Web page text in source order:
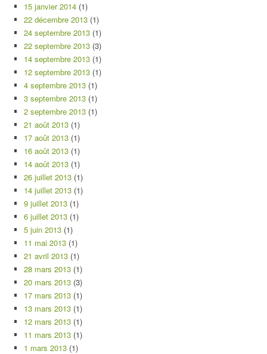
15 janvier 2014 (1)
22 décembre 2013 (1)
24 septembre 2013 (1)
22 septembre 2013 (3)
14 septembre 2013 (1)
12 septembre 2013 (1)
4 septembre 2013 (1)
3 septembre 2013 (1)
2 septembre 2013 (1)
21 août 2013 (1)
17 août 2013 (1)
16 août 2013 (1)
14 août 2013 (1)
26 juillet 2013 (1)
14 juillet 2013 (1)
9 juillet 2013 (1)
6 juillet 2013 (1)
5 juin 2013 (1)
11 mai 2013 (1)
21 avril 2013 (1)
28 mars 2013 (1)
20 mars 2013 (3)
17 mars 2013 (1)
13 mars 2013 (1)
12 mars 2013 (1)
11 mars 2013 (1)
1 mars 2013 (1)